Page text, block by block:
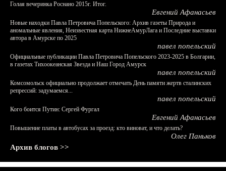
Голая вечеринка Роснано 2015г. Итог.
Евгений Афанасьев
Новые находки Павла Петровича Попельского: Архив газеты Природа и
аномальные явления, Неизвестная карта НижнеАмурЛага и Последние выставки
автора в Амурске по 2025
павел попельский
Официальные публикации Павла Петровича Попельского 2023-2025 в Болгарии,
в газетах Тихоокеанская Звезда и Наш Город Амурск
павел попельский
Комсомольск официально продолжает отмечать День памяти жертв сталинских
репрессий: задумаемся...
павел попельский
Кого боится Путин: Сергей Фургал
Евгений Афанасьев
Повышение платы в автобусах за проезд: кто виноват, и что делать?
Олег Паньков
Архив блогов >>